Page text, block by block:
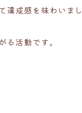
達成感を味わいま
活動です。